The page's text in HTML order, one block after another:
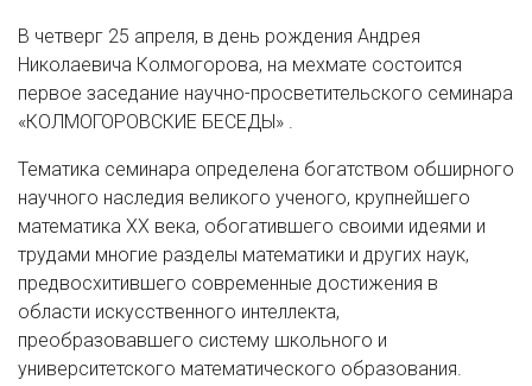
В четверг 25 апреля, в день рождения Андрея
Николаевича Колмогорова, на мехмате состоится
первое заседание научно-просветительского семинара
«КОЛМОГОРОВСКИЕ БЕСЕДЫ» .
Тематика семинара определена богатством обширного
научного наследия великого ученого, крупнейшего
математика XX века, обогатившего своими идеями и
трудами многие разделы математики и других наук,
предвосхитившего современные достижения в
области искусственного интеллекта,
преобразовавшего систему школьного и
университетского математического образования.